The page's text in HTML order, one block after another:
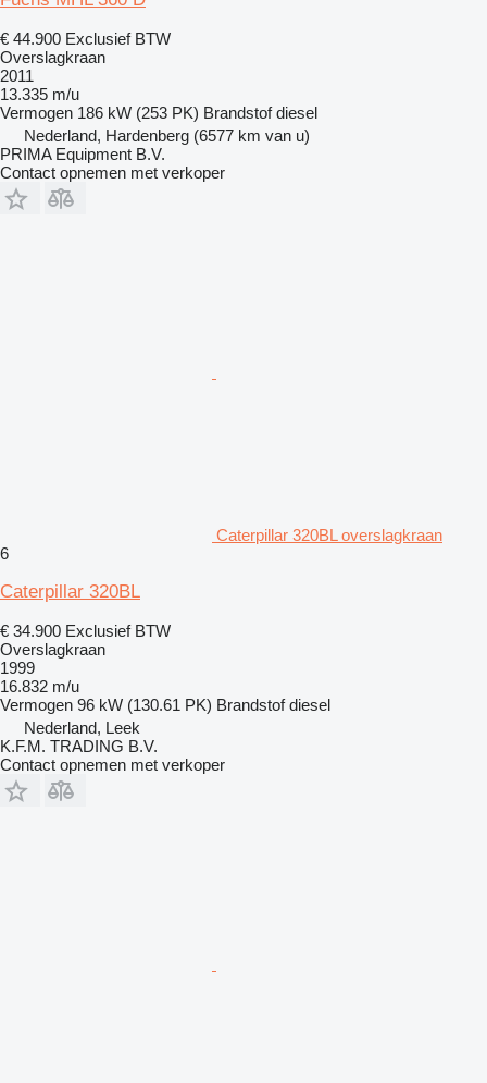
€ 44.900 Exclusief BTW
Overslagkraan
2011
13.335 m/u
Vermogen 186 kW (253 PK) Brandstof diesel
Nederland, Hardenberg (6577 km van u)
PRIMA Equipment B.V.
Contact opnemen met verkoper
Caterpillar 320BL overslagkraan
6
Caterpillar 320BL
€ 34.900 Exclusief BTW
Overslagkraan
1999
16.832 m/u
Vermogen 96 kW (130.61 PK) Brandstof diesel
Nederland, Leek
K.F.M. TRADING B.V.
Contact opnemen met verkoper